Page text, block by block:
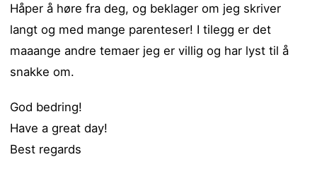
Håper å høre fra deg, og beklager om jeg skriver
langt og med mange parenteser! I tilegg er det
maaange andre temaer jeg er villig og har lyst til å
snakke om.
God bedring!
Have a great day!
Best regards